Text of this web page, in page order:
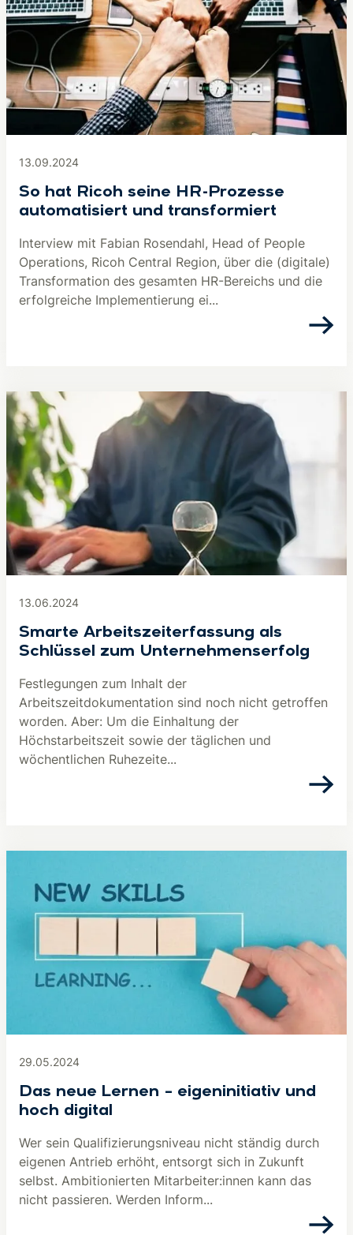
13.09.2024
So hat Ricoh seine HR-Prozesse
automatisiert und transformiert
Interview mit Fabian Rosendahl, Head of People
Operations, Ricoh Central Region, über die (digitale)
Transformation des gesamten HR-Bereichs und die
erfolgreiche Implementierung ei...
13.06.2024
Smarte Arbeitszeiterfassung als
Schlüssel zum Unternehmenserfolg
Festlegungen zum Inhalt der
Arbeitszeitdokumentation sind noch nicht getroffen
worden. Aber: Um die Einhaltung der
Höchstarbeitszeit sowie der täglichen und
wöchentlichen Ruhezeite...
29.05.2024
Das neue Lernen – eigeninitiativ und
hoch digital
Wer sein Qualifizierungsniveau nicht ständig durch
eigenen Antrieb erhöht, entsorgt sich in Zukunft
selbst. Ambitionierten Mitarbeiter:innen kann das
nicht passieren. Werden Inform...